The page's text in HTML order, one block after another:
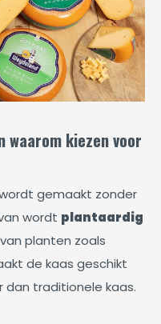
waarom kiezen voor
gemaakt zonder
wordt plantaardig
planten zoals
de kaas geschikt
dan traditionele kaas.